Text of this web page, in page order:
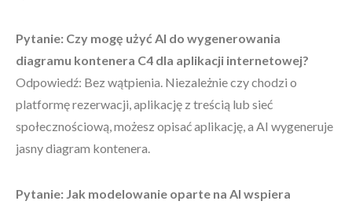
Pytanie: Czy mogę użyć AI do wygenerowania
diagramu kontenera C4 dla aplikacji internetowej?
Odpowiedź: Bez wątpienia. Niezależnie czy chodzi o
platformę rezerwacji, aplikację z treścią lub sieć
społecznościową, możesz opisać aplikację, a AI wygeneruje
jasny diagram kontenera.
Pytanie: Jak modelowanie oparte na AI wspiera